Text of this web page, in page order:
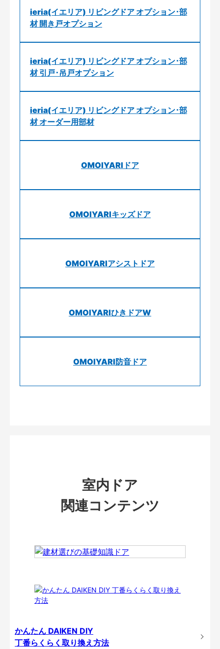
ieria(イエリア) リビングドア オプション･部
材 開き戸オプション
ieria(イエリア) リビングドア オプション･部
材 引戸･吊戸オプション
ieria(イエリア) リビングドア オプション･部
材 オーダー用部材
OMOIYARIドア
OMOIYARIキッズドア
OMOIYARIアシストドア
OMOIYARIひきドアW
OMOIYARI防音ドア
室内ドア
関連コンテンツ
かんたん DAIKEN DIY
丁番らくらく取り換え方法